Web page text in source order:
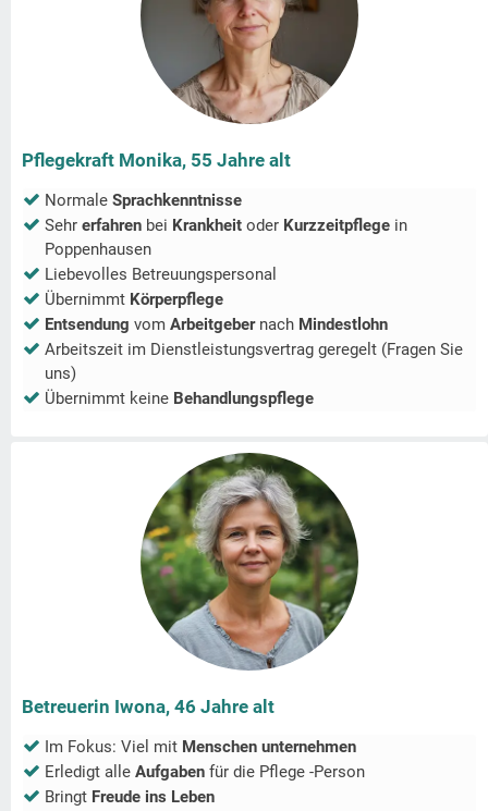
Pflegekraft Monika, 55 Jahre alt
Normale Sprachkenntnisse
Sehr erfahren bei Krankheit oder Kurzzeitpflege in
Poppenhausen
Liebevolles Betreuungspersonal
Übernimmt Körperpflege
Entsendung vom Arbeitgeber nach Mindestlohn
Arbeitszeit im Dienstleistungsvertrag geregelt (Fragen Sie
uns)
Übernimmt keine Behandlungspflege
Betreuerin Iwona, 46 Jahre alt
Im Fokus: Viel mit Menschen unternehmen
Erledigt alle Aufgaben für die Pflege -Person
Bringt Freude ins Leben